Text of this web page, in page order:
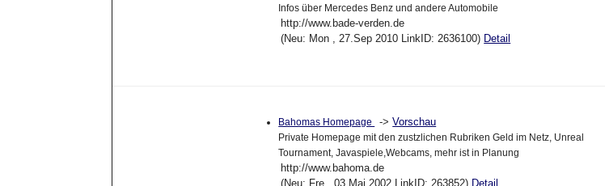
Infos über Mercedes Benz und andere Automobile
http://www.bade-verden.de
(Neu: Mon , 27.Sep 2010 LinkID: 2636100) Detail
Bahomas Homepage ->Vorschau
Private Homepage mit den zustzlichen Rubriken Geld im Netz, Unreal
Tournament, Javaspiele,Webcams, mehr ist in Planung
http://www.bahoma.de
(Neu: Fre , 03.Mai 2002 LinkID: 263852) Detail